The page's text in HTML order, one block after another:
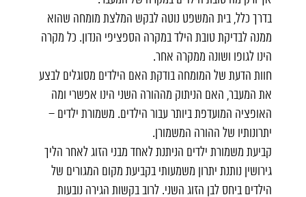
בדרך כלל, בית המשפט נוטה לבקש המלצת מומחה שהוא
ממנה לבדיקת טובת הילד במקרה הספציפי הנדון. כל מקרה
הינו לגופו ושונה ממקרה אחר.
חוות הדעת של המומחה בודקת האם הילדים מסוגלים לבצע
את המעבר, האם הניתוק מההורה השני הינו אפשרי ומה
האופציה המועדפת ביותר עבור הילדים. משמורת ילדים –
יתרונותיו של ההורה המשמורן.
קביעת משמורת ילדים הניתנת לאחד מבני הזוג לאחר הליך
גירושין נותנת יתרון משמעותי בקביעת מקום המגורים של
הילדים ביחס לבן הזוג השני. לרוב בקשות הגירה נובעות